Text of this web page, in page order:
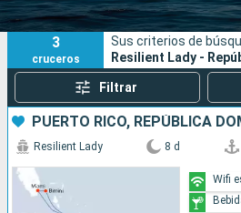
Puertos
3
cruceros
Sus criterios de
Resilient Lady -
Filtrar
Resilient Lady 8 d
Wifi